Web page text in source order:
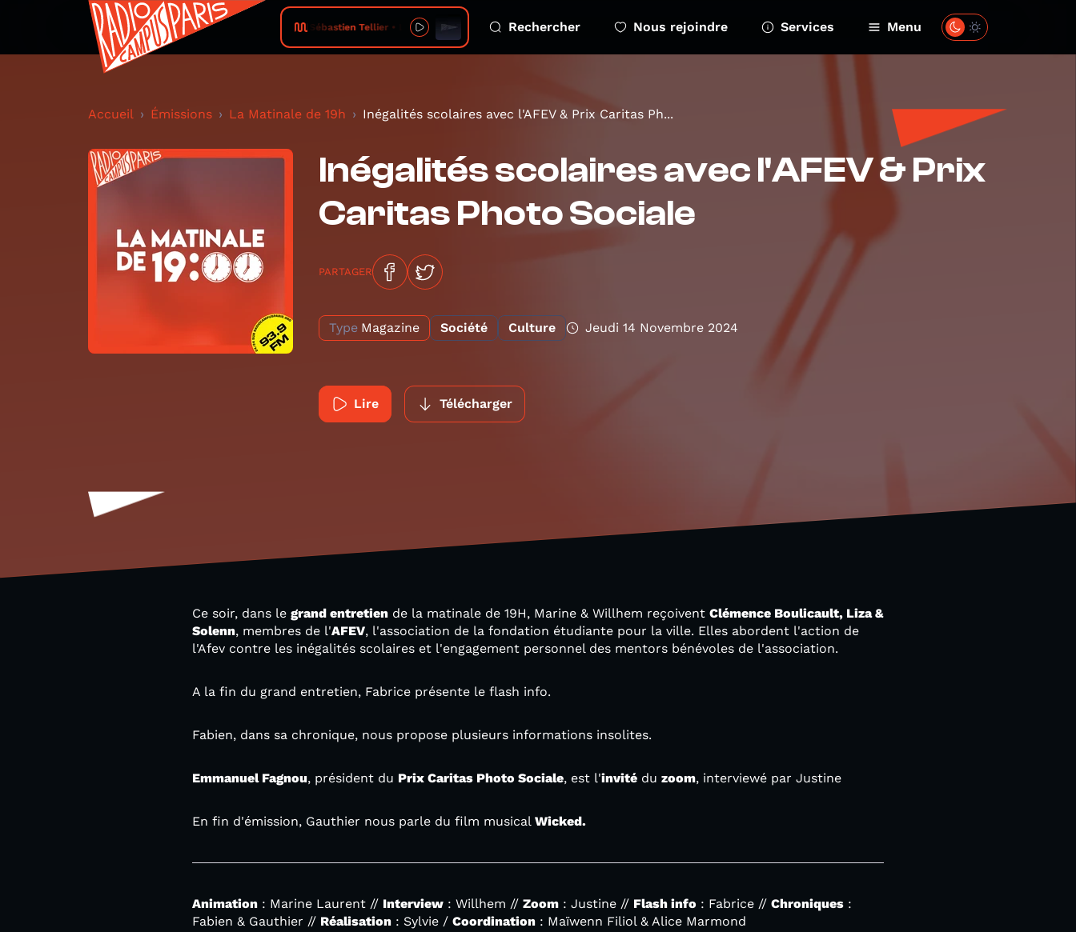
Sébastien Tellier • Love Rechercher Nous rejoindre Services Menu
Accueil Émissions La Matinale de 19h Inégalités scolaires avec l'AFEV & Prix Caritas Ph...
Inégalités scolaires avec l'AFEV & Prix
Caritas Photo Sociale
PARTAGER
Type Magazine Société Culture Jeudi 14 Novembre 2024
Lire Télécharger
Ce soir, dans le grand entretien de la matinale de 19H, Marine & Willhem reçoivent Clémence Boulicault, Liza &
Solenn, membres de l'AFEV, l'association de la fondation étudiante pour la ville. Elles abordent l'action de
l'Afev contre les inégalités scolaires et l'engagement personnel des mentors bénévoles de l'association.
A la fin du grand entretien, Fabrice présente le flash info.
Fabien, dans sa chronique, nous propose plusieurs informations insolites.
Emmanuel Fagnou, président du Prix Caritas Photo Sociale, est l'invité du zoom, interviewé par Justine
En fin d'émission, Gauthier nous parle du film musical Wicked.
Animation : Marine Laurent // Interview : Willhem // Zoom : Justine // Flash info : Fabrice // Chroniques :
Fabien & Gauthier // Réalisation : Sylvie / Coordination : Maïwenn Filiol & Alice Marmond